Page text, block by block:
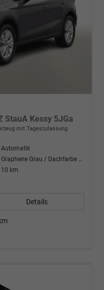
StauA Kessy 5JGa
mit Tageszulassung
Automatik
Graphene Grau / Dachfarbe schwar
10 km
Details